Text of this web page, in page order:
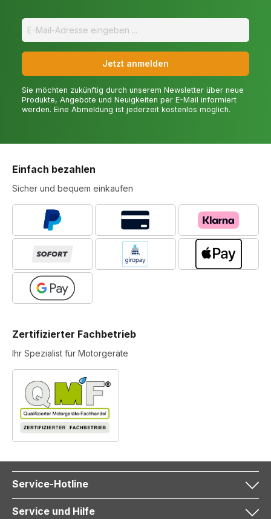
Jetzt anmelden
Sie möchten zukünftig durch unserem Newsletter über neue
Produkte, Angebote und Neuigkeiten per E-Mail informiert
werden. Eine Abmeldung ist jederzeit kostenlos möglich.
Einfach bezahlen
Sicher und bequem einkaufen
Zertifizierter Fachbetrieb
Ihr Spezialist für Motorgeräte
Service-Hotline
Service und Hilfe